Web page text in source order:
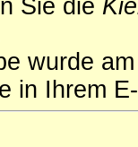
Sie die
wurde
in Ihrem